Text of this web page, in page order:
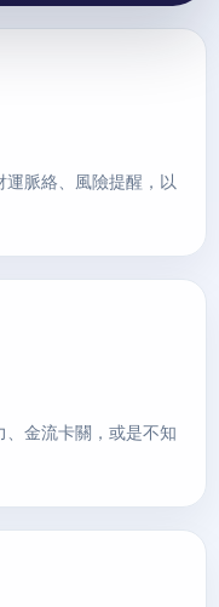
脈絡、風險提醒，以
金流卡關，或是不知